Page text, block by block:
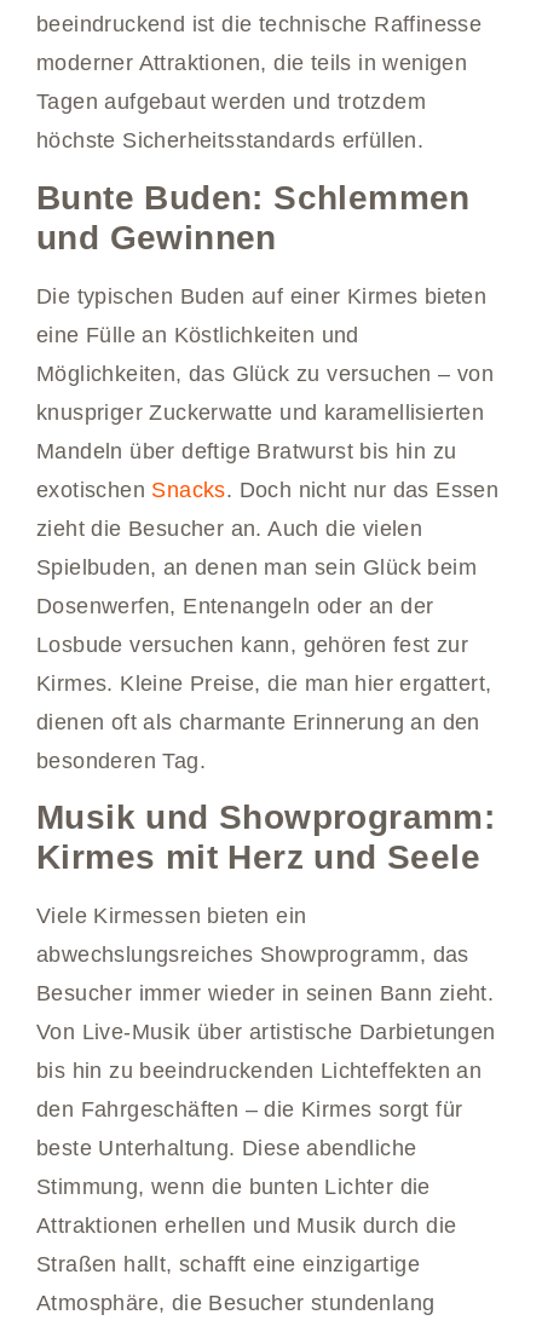
beeindruckend ist die technische Raffinesse
moderner Attraktionen, die teils in wenigen
Tagen aufgebaut werden und trotzdem
höchste Sicherheitsstandards erfüllen.
Bunte Buden: Schlemmen
und Gewinnen
Die typischen Buden auf einer Kirmes bieten
eine Fülle an Köstlichkeiten und
Möglichkeiten, das Glück zu versuchen – von
knuspriger Zuckerwatte und karamellisierten
Mandeln über deftige Bratwurst bis hin zu
exotischen Snacks. Doch nicht nur das Essen
zieht die Besucher an. Auch die vielen
Spielbuden, an denen man sein Glück beim
Dosenwerfen, Entenangeln oder an der
Losbude versuchen kann, gehören fest zur
Kirmes. Kleine Preise, die man hier ergattert,
dienen oft als charmante Erinnerung an den
besonderen Tag.
Musik und Showprogramm:
Kirmes mit Herz und Seele
Viele Kirmessen bieten ein
abwechslungsreiches Showprogramm, das
Besucher immer wieder in seinen Bann zieht.
Von Live-Musik über artistische Darbietungen
bis hin zu beeindruckenden Lichteffekten an
den Fahrgeschäften – die Kirmes sorgt für
beste Unterhaltung. Diese abendliche
Stimmung, wenn die bunten Lichter die
Attraktionen erhellen und Musik durch die
Straßen hallt, schafft eine einzigartige
Atmosphäre, die Besucher stundenlang